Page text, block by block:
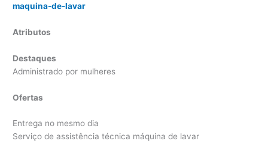
maquina-de-lavar
Atributos
Destaques
Administrado por mulheres
Ofertas
Entrega no mesmo dia
Serviço de assistência técnica máquina de lavar